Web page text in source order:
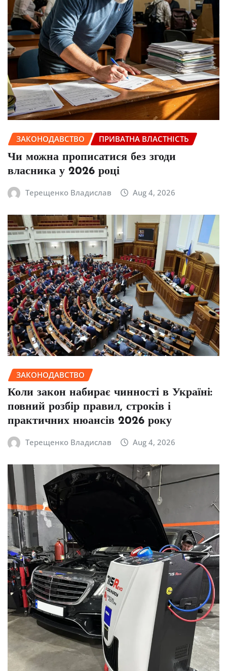
ЗАКОНОДАВСТВО ПРИВАТНА ВЛАСТНІСТЬ
Чи можна прописатися без згоди
власника у 2026 році
Терещенко Владислав Aug 4, 2026
ЗАКОНОДАВСТВО
Коли закон набирає чинності в Україні:
повний розбір правил, строків і
практичних нюансів 2026 року
Терещенко Владислав Aug 4, 2026